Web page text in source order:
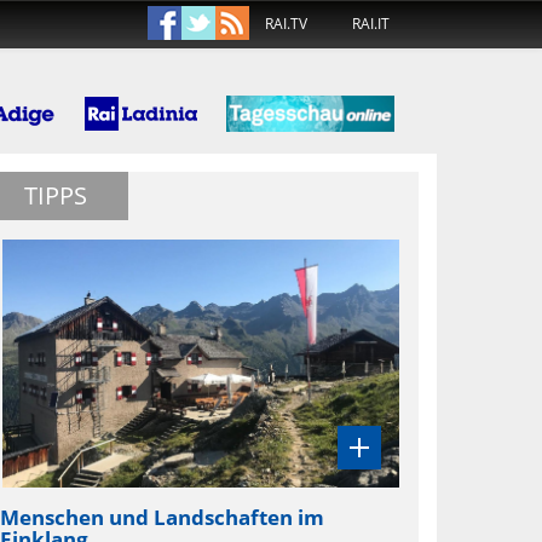
RAI.TV RAI.IT
TIPPS
Menschen und Landschaften im